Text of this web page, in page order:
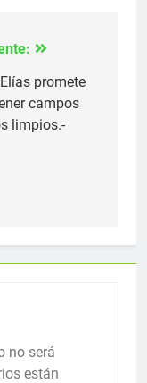
promete
campos
limpios.-
no será
están